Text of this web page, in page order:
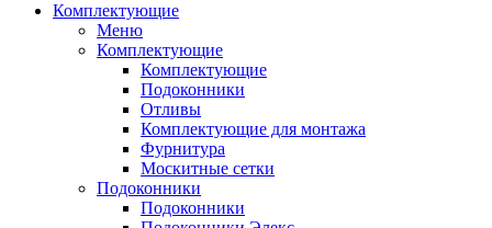
Комплектующие
Меню
Комплектующие
Комплектующие
Подоконники
Отливы
Комплектующие для монтажа
Фурнитура
Москитные сетки
Подоконники
Подоконники